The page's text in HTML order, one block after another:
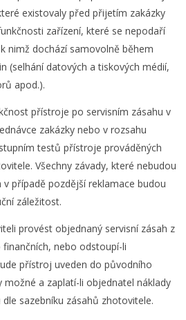
existovaly před přijetím zakázky
zařízení, které se nepodaří
nimž dochází samovolně během
(selhání datových a tiskových médií,
apod.).
přístroje po servisním zásahu v
zakázky nebo v rozsahu
testů přístroje prováděných
Všechny závady, které nebudou
případě pozdější reklamace budou
záležitost.
provést objednaný servisní zásah z
nebo odstoupí-li
přístroj uveden do původního
a zaplatí-li objednatel náklady
sazebníku zásahů zhotovitele.